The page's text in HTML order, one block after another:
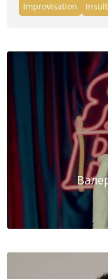
Improvisation